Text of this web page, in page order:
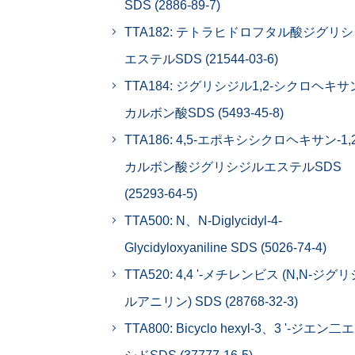
SDS (2886-89-7)
TTA182: テトラヒドロフタル酸ジグリ
エステルSDS (21544-03-6)
TTA184: ジグリシジル1,2-シクロヘキサ
カルボン酸SDS (5493-45-8)
TTA186: 4,5-エポキシシクロヘキサン-
カルボン酸ジグリシジルエステルSDS
(25293-64-5)
TTA500: N、N-Diglycidyl-4-
Glycidyloxyaniline SDS (5026-74-4)
TTA520: 4,4 '-メチレンビス (N,N-ジグリ
ルアニリン) SDS (28768-32-3)
TTA800: Bicyclo hexyl-3、3 '-ジエン二